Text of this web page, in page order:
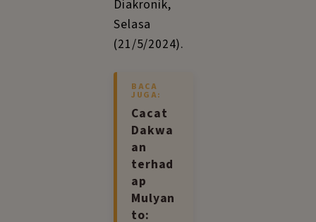
Diakronik,
Selasa
(21/5/2024).
BACA
JUGA:
Cacat
Dakwa
an
terhad
ap
Mulyan
to: